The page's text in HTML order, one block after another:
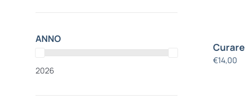
Curare
€14,00
ANNO
2026